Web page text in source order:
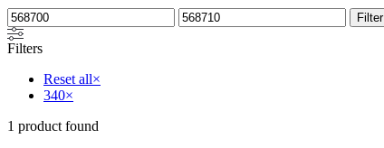
Filter
Filters
Reset all×
340×
1 product found